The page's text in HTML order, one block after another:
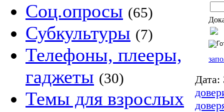
Соц.опросы (65)
Субкультуры (7)
Телефоны, плееры,
гаджеты (30)
Темы для взрослых
Дата: